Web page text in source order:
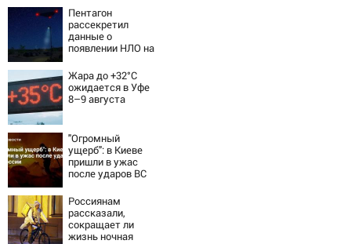
неизбежной
Пентагон
рассекретил
данные о
появлении НЛО на
Жара до +32°C
ожидается в Уфе
8–9 августа
"Огромный
ущерб": в Киеве
пришли в ужас
после ударов ВС
Россиянам
рассказали,
сокращает ли
жизнь ночная